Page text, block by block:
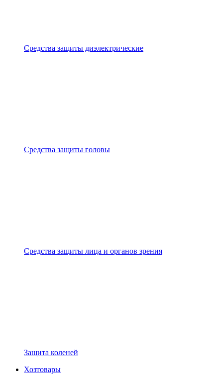
Средства защиты диэлектрические
Средства защиты головы
Средства защиты лица и органов зрения
Защита коленей
Хозтовары